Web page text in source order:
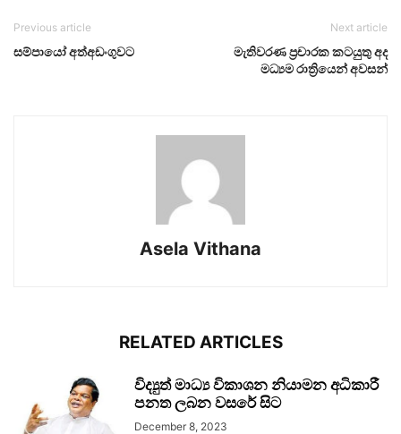
Previous article
සම්පායෝ අත්අඩංගුවට
Next article
මැතිවරණ ප්‍රචාරක කටයුතු අද
මධ්‍යම රාත්‍රියෙන් අවසන්
Asela Vithana
RELATED ARTICLES
විද්‍යුත් මාධ්‍ය විකාශන නියාමන අධිකාරී
පනත ලබන වසරේ සිට
December 8, 2023